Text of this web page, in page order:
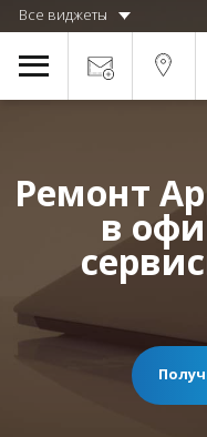
Все виджеты
Ремонт
в